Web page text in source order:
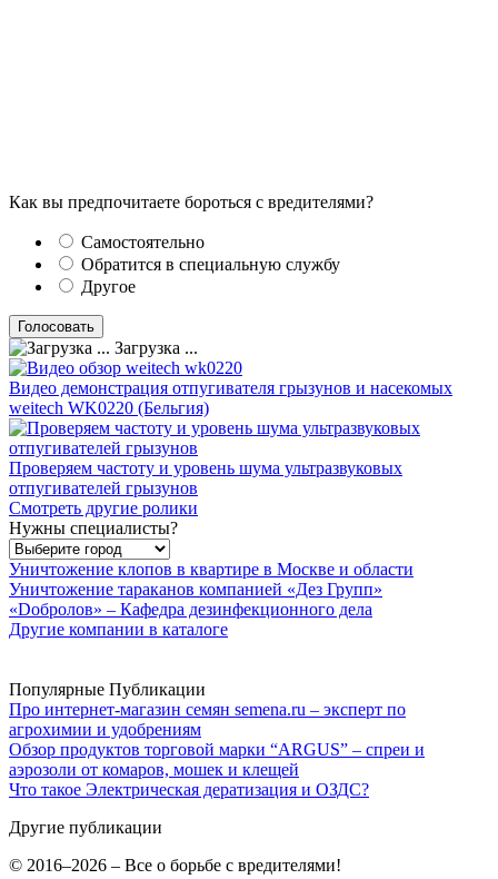
Как вы предпочитаете бороться с вредителями?
Самостоятельно
Обратится в специальную службу
Другое
Загрузка ...
Видео демонстрация отпугивателя грызунов и насекомых
weitech WK0220 (Бельгия)
Проверяем частоту и уровень шума ультразвуковых
отпугивателей грызунов
Смотреть другие ролики
Нужны специалисты?
Уничтожение клопов в квартире в Москве и области
Уничтожение тараканов компанией «Дез Групп»
«Dобролов» – Кафедра дезинфекционного дела
Другие компании в каталоге
Популярные Публикации
Про интернет-магазин семян semena.ru – эксперт по
агрохимии и удобрениям
Обзор продуктов торговой марки “ARGUS” – спреи и
аэрозоли от комаров, мошек и клещей
Что такое Электрическая дератизация и ОЗДС?
Другие публикации
© 2016–2026 – Все о борьбе с вредителями!